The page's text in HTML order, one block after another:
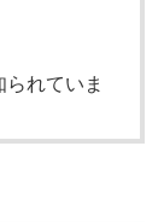
れていま